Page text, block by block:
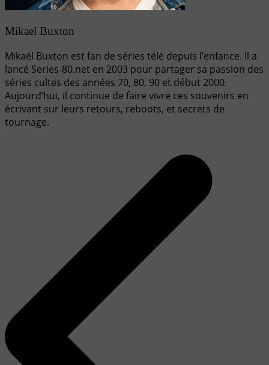
Mikael Buxton
Mikaël Buxton est fan de séries télé depuis l’enfance. Il a
lancé Series-80.net en 2003 pour partager sa passion des
séries cultes des années 70, 80, 90 et début 2000.
Aujourd’hui, il continue de faire vivre ces souvenirs en
écrivant sur leurs retours, reboots, et secrets de
tournage.